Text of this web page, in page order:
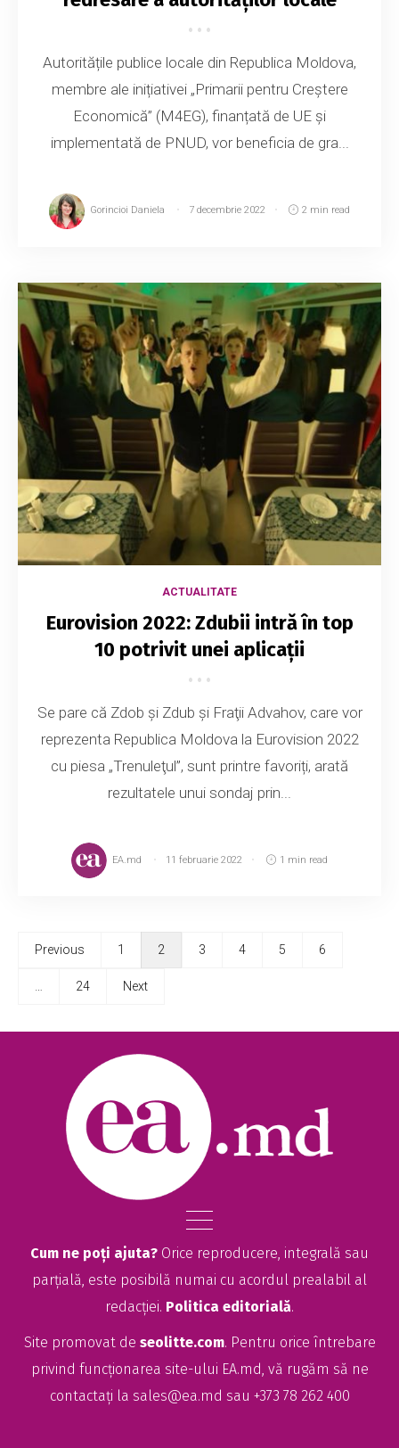
Autoritățile publice locale din Republica Moldova,
membre ale inițiativei „Primarii pentru Creștere
Economică” (M4EG), finanțată de UE și
implementată de PNUD, vor beneficia de gra...
Gorincioi Daniela 7 decembrie 2022 2 min read
ACTUALITATE
Eurovision 2022: Zdubii intră în top
10 potrivit unei aplicații
Se pare că Zdob şi Zdub şi Fraţii Advahov, care vor
reprezenta Republica Moldova la Eurovision 2022
cu piesa „Trenuleţul”, sunt printre favoriți, arată
rezultatele unui sondaj prin...
EA.md 11 februarie 2022 1 min read
Previous 1 2 3 4 5 6
24 Next
Cum ne poți ajuta? Orice reproducere, integrală sau
parțială, este posibilă numai cu acordul prealabil al
redacției. Politica editorială.
Site promovat de seolitte.com. Pentru orice întrebare
privind funcționarea site-ului EA.md, vă rugăm să ne
contactați la sales@ea.md sau +373 78 262 400